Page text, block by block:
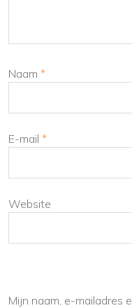
Naam *
E-mail *
Website
Mijn naam, e-mailadres